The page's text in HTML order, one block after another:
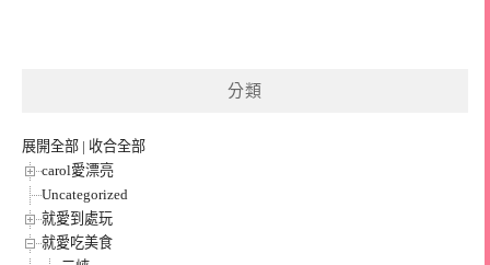
分類
展開全部 | 收合全部
carol愛漂亮
Uncategorized
就愛到處玩
就愛吃美食